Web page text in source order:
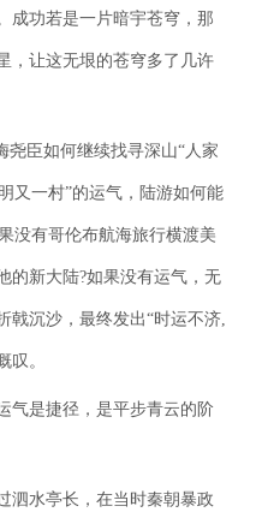
成功若是一片暗宇苍穹，那
，让这无垠的苍穹多了几许
尧臣如何继续找寻深山“人家
又一村”的运气，陆游如何能
没有哥伦布航海旅行横渡美
的新大陆?如果没有运气，无
戟沉沙，最终发出“时运不济,
叹。
气是捷径，是平步青云的阶
泗水亭长，在当时秦朝暴政